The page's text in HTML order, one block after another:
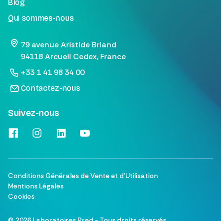
Blog
Qui sommes-nous
79 avenue Aristide Briand
94118 Arcueil Cedex, France
+33 1 41 98 34 00
Contactez-nous
Suivez-nous
Conditions Générales de Vente et d'Utilisation
Mentions Légales
Cookies